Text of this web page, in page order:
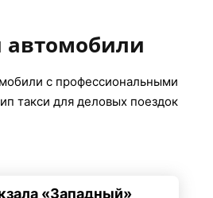
с профессиональными
такси для деловых поездок
«Западный»